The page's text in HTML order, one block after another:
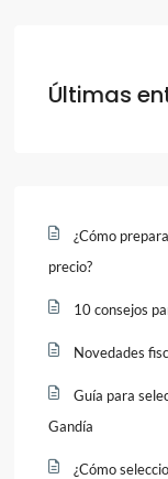
Últimas
¿Cómo
precio?
10 consejos
Novedades
Guía para
Gandía
¿Cómo